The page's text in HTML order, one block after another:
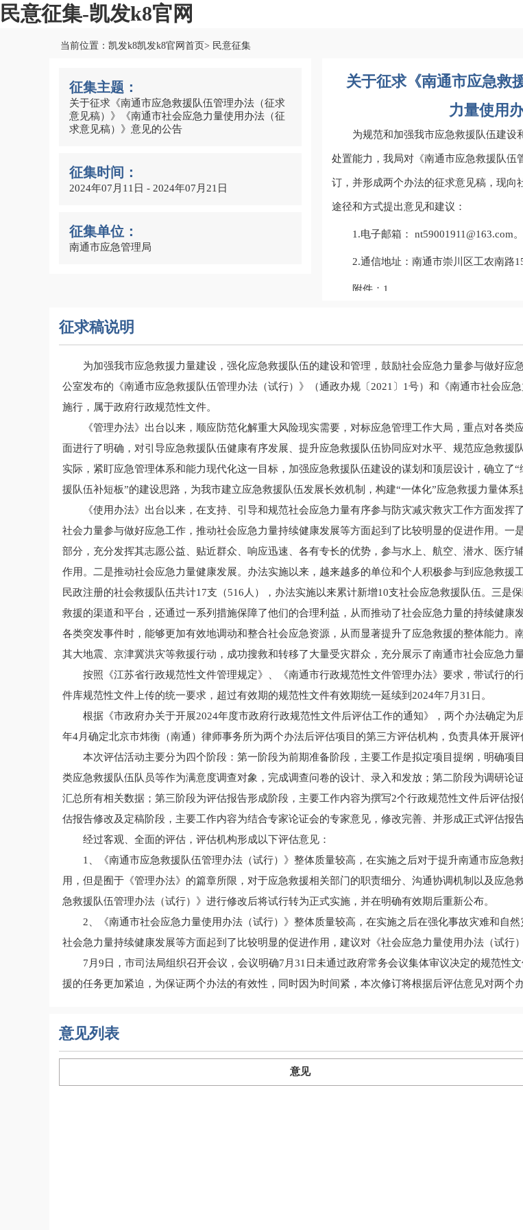
民意征集-凯发k8官网
当前位置：凯发k8凯发k8官网首页> 民意征集
征集主题：
关于征求《南通市应急救援队伍管理办法（征求
意见稿）》《南通市社会应急力量使用办法（征
求意见稿）》意见的公告
征集时间：
2024年07月11日 - 2024年07月21日
征集单位：
南通市应急管理局
关于征求《南通市应急救
力量使用
为规范和加强我市应急救援队伍建设
处置能力，我局对《南通市应急救援队伍
订，并形成两个办法的征求意见稿，现向
途径和方式提出意见和建议：
1.电子邮箱： nt59001911@163.com。
2.通信地址：南通市崇川区工农南路
附件：1.
征求稿说明
为加强我市应急救援力量建设，强化应急救援队伍的建设和管理，鼓励社会应急力量参与做好
公室发布的《南通市应急救援队伍管理办法（试行）》（通政办规〔2021〕1号）和《南通市社会应
施行，属于政府行政规范性文件。
《管理办法》出台以来，顺应防范化解重大风险现实需要，对标应急管理工作大局，重点对各
面进行了明确，对引导应急救援队伍健康有序发展、提升应急救援队伍协同应对水平、规范应急救
实际，紧盯应急管理体系和能力现代化这一目标，加强应急救援队伍建设的谋划和顶层设计，确立
援队伍补短板”的建设思路，为我市建立应急救援队伍发展长效机制，构建“一体化”应急救援力量体系
《使用办法》出台以来，在支持、引导和规范社会应急力量有序参与防灾减灾救灾工作方面发
社会力量参与做好应急工作，推动社会应急力量持续健康发展等方面起到了比较明显的促进作用。
部分，充分发挥其志愿公益、贴近群众、响应迅速、各有专长的优势，参与水上、航空、潜水、医
作用。二是推动社会应急力量健康发展。办法实施以来，越来越多的单位和个人积极参与到应急救
民政注册的社会救援队伍共计17支（516人），办法实施以来累计新增10支社会应急救援队伍。三是
救援的渠道和平台，还通过一系列措施保障了他们的合理利益，从而推动了社会应急力量的持续健
各类突发事件时，能够更加有效地调动和整合社会应急资源，从而显著提升了应急救援的整体能力
其大地震、京津冀洪灾等救援行动，成功搜救和转移了大量受灾群众，充分展示了南通市社会应急力
按照《江苏省行政规范性文件管理规定》、《南通市行政规范性文件管理办法》要求，带试行
件库规范性文件上传的统一要求，超过有效期的规范性文件有效期统一延续到2024年7月31日。
根据《市政府办关于开展2024年度市政府行政规范性文件后评估工作的通知》，两个办法确定
年4月确定北京市炜衡（南通）律师事务所为两个办法后评估项目的第三方评估机构，负责具体开展评
本次评估活动主要分为四个阶段：第一阶段为前期准备阶段，主要工作是拟定项目提纲，明确
类应急救援队伍队员等作为满意度调查对象，完成调查问卷的设计、录入和发放；第二阶段为调研
汇总所有相关数据；第三阶段为评估报告形成阶段，主要工作内容为撰写2个行政规范性文件后评估
估报告修改及定稿阶段，主要工作内容为结合专家论证会的专家意见，修改完善、并形成正式评估报告
经过客观、全面的评估，评估机构形成以下评估意见：
1、《南通市应急救援队伍管理办法（试行）》整体质量较高，在实施之后对于提升南通市应急
用，但是囿于《管理办法》的篇章所限，对于应急救援相关部门的职责细分、沟通协调机制以及应
急救援队伍管理办法（试行）》进行修改后将试行转为正式实施，并在明确有效期后重新公布。
2、《南通市社会应急力量使用办法（试行）》整体质量较高，在实施之后在强化事故灾难和自
社会急力量持续健康发展等方面起到了比较明显的促进作用，建议对《社会应急力量使用办法（试行
7月9日，市司法局组织召开会议，会议明确7月31日未通过政府常务会议集体审议决定的规范性
援的任务更加紧迫，为保证两个办法的有效性，同时因为时间紧，本次修订将根据后评估意见对两个
意见列表
意见